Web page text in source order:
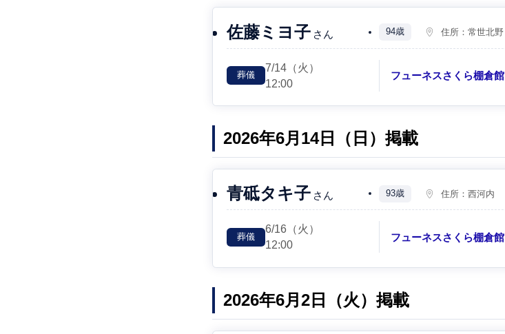
佐藤ミヨ子 さん 94歳 住所：常世北野
葬儀
7/14 （火）
12:00
フューネスさくら棚倉館
2026年6月14日（日）掲載
青砥タキ子 さん 93歳 住所：西河内
葬儀
6/16 （火）
12:00
フューネスさくら棚倉館
2026年6月2日（火）掲載